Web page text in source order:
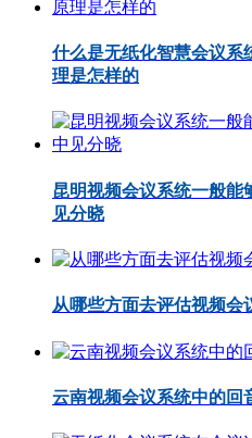
什么是无纸化智慧会议系
理是怎样的
昆明视频会议系统一般能
见分晓
从哪些方面去评估视频会
云南视频会议系统中的回